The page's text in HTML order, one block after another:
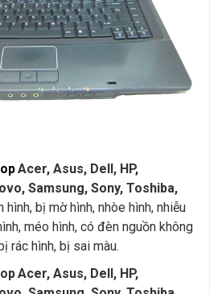
Acer, Asus, Dell, HP,
Samsung, Sony, Toshiba,
hình, bị mờ hình, nhòe hình, nhiễu
méo hình, có đèn nguồn không
rác hình, bị sai màu.
Acer, Asus, Dell, HP,